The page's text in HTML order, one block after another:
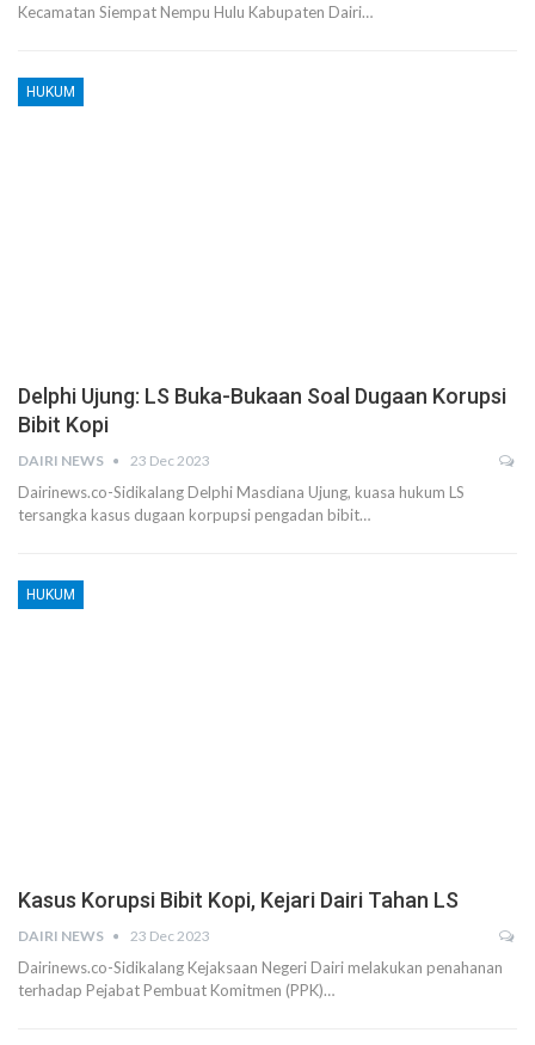
Kecamatan Siempat Nempu Hulu Kabupaten Dairi…
HUKUM
Delphi Ujung: LS Buka-Bukaan Soal Dugaan Korupsi
Bibit Kopi
DAIRI NEWS 23 Dec 2023
Dairinews.co-Sidikalang Delphi Masdiana Ujung, kuasa hukum LS
tersangka kasus dugaan korpupsi pengadan bibit…
HUKUM
Kasus Korupsi Bibit Kopi, Kejari Dairi Tahan LS
DAIRI NEWS 23 Dec 2023
Dairinews.co-Sidikalang Kejaksaan Negeri Dairi melakukan penahanan
terhadap Pejabat Pembuat Komitmen (PPK)…